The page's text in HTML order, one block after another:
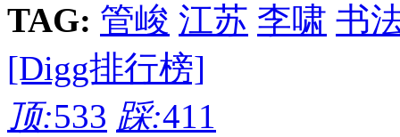
TAG: 管峻 江苏 李啸 书
[Digg排行榜]
顶:533 踩:411